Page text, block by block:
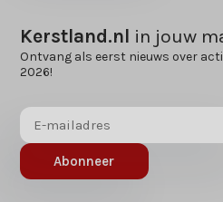
Kerstland.nl in jouw
Ontvang als eerst nieuws over
2026!
Abonneer